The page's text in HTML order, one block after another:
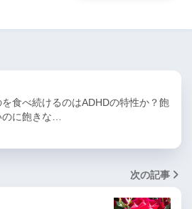
を食べ続けるのはADHDの特性か？飽
のに飽きな…
次の記事